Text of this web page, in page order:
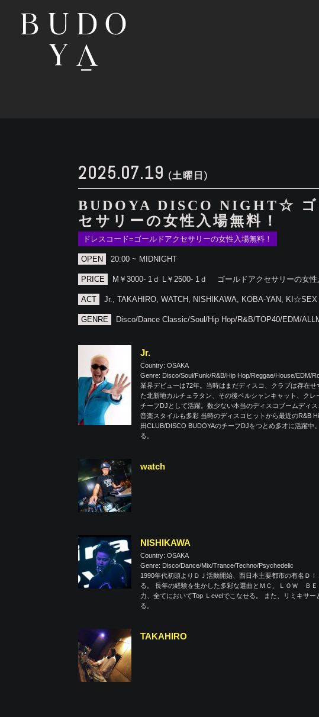
2025.07.19 (土曜日)
BUDOYA DISCO NIGHT☆ ゴ
セサリーの女性入場無料！
ドレスコード=ゴールドアクセサリーの女性入場無料！
OPEN 20:00 ~ MIDNIGHT
PRICE M￥3000- 1ｄ L￥2500- 1ｄ ゴールドアクセサリーの女性
ACT Jr., TAKAHIRO, WATCH, NISHIKAWA, KOBA-YAN, KI☆SEX
GENRE Disco/Dance Classic/Soul/Hip Hop/R&B/TOP40/EDM/
Jr.
Country: OSAKA
Genre: Disco/Soul/Funk/R&B/Hip Hop/Reggae/House/EDM/
業界デビューは72年。当時はまだディスコ、クラブは存在
た北新地カルチェラタン、その後ペルシャンキャット、ク
チーフDJとして活躍。数少ない本当のディスコブームディ
音楽スタイルも多彩 当時のディスコヒットから最近のR&B
田CLUB/DISCO BUDOYAのチーフDJをつとめ多才に活躍
る。
watch
NISHIKAWA
Country: OSAKA
Genre: Disco/Dance/Mix/Trance/Techno/Psychedelic
1990年代初頭よりＤＪ活動開始、西日本主要都市の有名Ｄ
る。 長年の経験を生かした多彩な選曲とＭＣ、ＬＯＷ Ｂ
力、全てにおいてTop Ｌevelでこなせる。 また、リミキサ
る。
TAKAHIRO